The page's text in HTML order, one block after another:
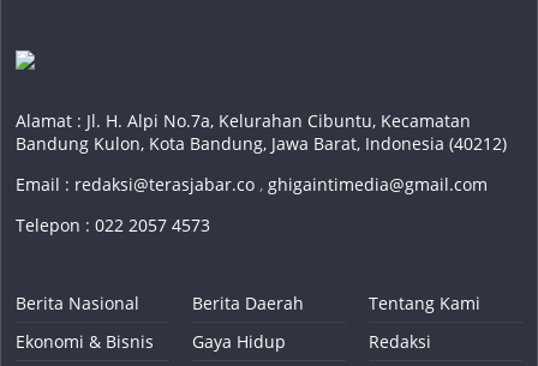
Alamat : Jl. H. Alpi No.7a, Kelurahan Cibuntu, Kecamatan
Bandung Kulon, Kota Bandung, Jawa Barat, Indonesia (40212)
Email : redaksi@terasjabar.co ,ghigaintimedia@gmail.com
Telepon : 022 2057 4573
Berita Nasional
Ekonomi & Bisnis
Berita Daerah
Gaya Hidup
Tentang Kami
Redaksi